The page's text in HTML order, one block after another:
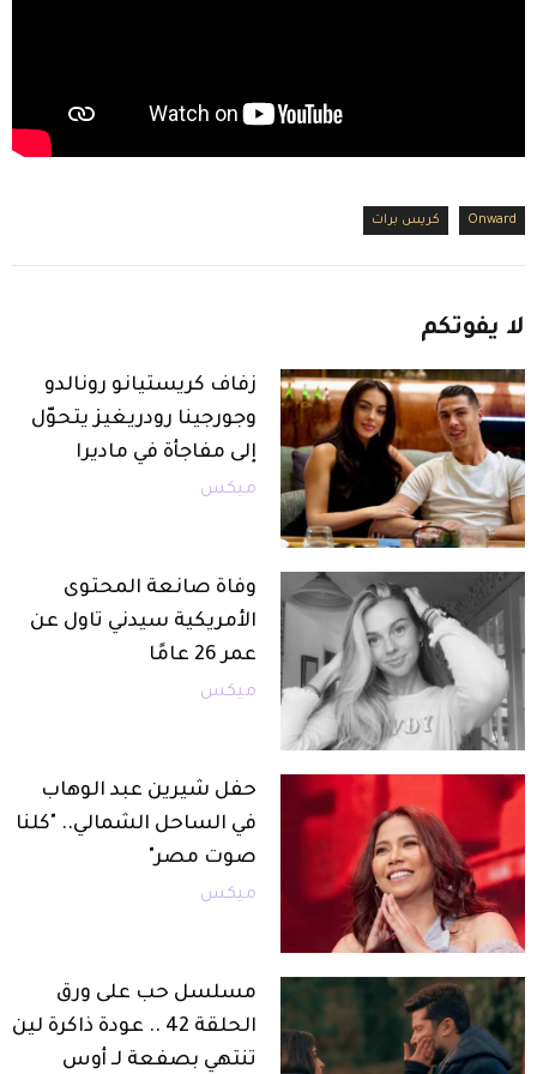
Onward كريس برات
لا يفوتكم
زفاف كريستيانو رونالدو
وجورجينا رودريغيز يتحوّل
إلى مفاجأة في ماديرا
ميكس
وفاة صانعة المحتوى
الأمريكية سيدني تاول عن
عمر 26 عامًا
ميكس
حفل شيرين عبد الوهاب
في الساحل الشمالي.. "كلنا
صوت مصر"
ميكس
مسلسل حب على ورق
الحلقة 42 .. عودة ذاكرة لين
تنتهي بصفعة لـ أوس